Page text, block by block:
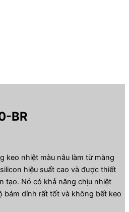
BR
keo nhiệt màu nâu làm từ màng
hiệu suất cao và được thiết
tạo. Nó có khả năng chịu nhiệt
bám dính rất tốt và không bết keo